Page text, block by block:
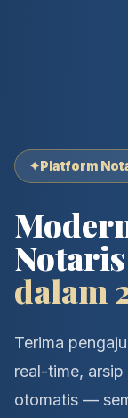
✦Platform
dalam
Terima
real-time,
otomatis —